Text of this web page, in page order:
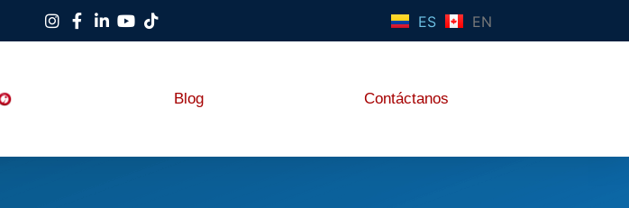
ES EN
Blog Contáctanos